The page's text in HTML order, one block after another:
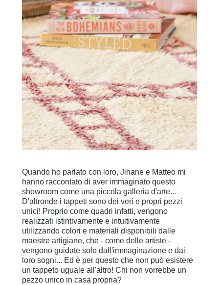
Quando ho parlato con loro, Jihane e Matteo mi
hanno raccontato di aver immaginato questo
showroom come una piccola galleria d'arte...
D'altronde i tappeti sono dei veri e propri pezzi
unici! Proprio come quadri infatti, vengono
realizzati istintivamente e intuitivamente
utilizzando colori e materiali disponibili dalle
maestre artigiane, che - come delle artiste -
vengono guidate solo dall'immaginazione e dai
loro sogni... Ed è per questo che non può esistere
un tappeto uguale all'altro! Chi non vorrebbe un
pezzo unico in casa propria?